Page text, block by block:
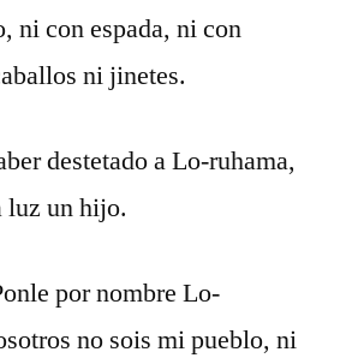
ni con espada, ni con
ni jinetes.
destetado a Lo-ruhama,
luz un hijo.
por nombre Lo-
no sois mi pueblo, ni